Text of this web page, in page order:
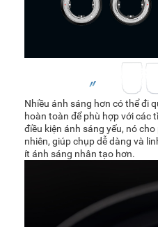
Nhiều ánh sáng hơn có thể đi
hoàn toàn để phù hợp với các
điều kiện ánh sáng yếu, nó
nhiên, giúp chụp dễ dàng và
ít ánh sáng nhân tạo hơn.